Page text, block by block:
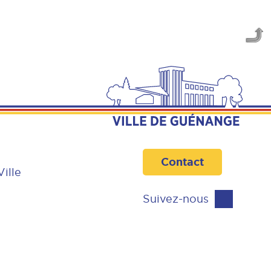
Contact
Suivez-nous